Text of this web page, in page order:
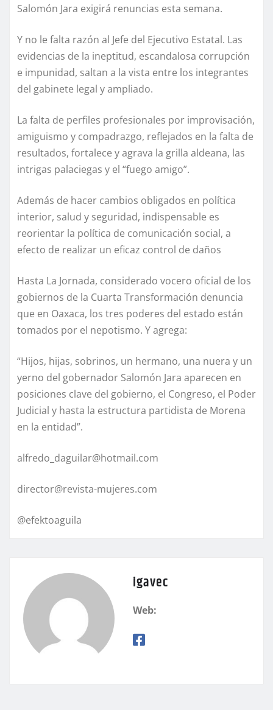
Salomón Jara exigirá renuncias esta semana.
Y no le falta razón al Jefe del Ejecutivo Estatal. Las
evidencias de la ineptitud, escandalosa corrupción
e impunidad, saltan a la vista entre los integrantes
del gabinete legal y ampliado.
La falta de perfiles profesionales por improvisación,
amiguismo y compadrazgo, reflejados en la falta de
resultados, fortalece y agrava la grilla aldeana, las
intrigas palaciegas y el “fuego amigo”.
Además de hacer cambios obligados en política
interior, salud y seguridad, indispensable es
reorientar la política de comunicación social, a
efecto de realizar un eficaz control de daños
Hasta La Jornada, considerado vocero oficial de los
gobiernos de la Cuarta Transformación denuncia
que en Oaxaca, los tres poderes del estado están
tomados por el nepotismo. Y agrega:
“Hijos, hijas, sobrinos, un hermano, una nuera y un
yerno del gobernador Salomón Jara aparecen en
posiciones clave del gobierno, el Congreso, el Poder
Judicial y hasta la estructura partidista de Morena
en la entidad”.
alfredo_daguilar@hotmail.com
director@revista-mujeres.com
@efektoaguila
igavec
Web: